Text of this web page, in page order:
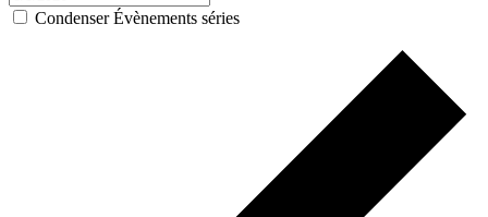
Condenser Évènements séries